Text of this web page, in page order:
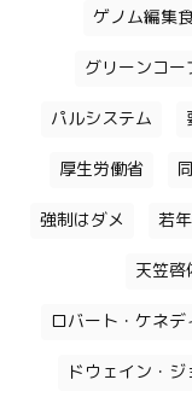
ゲノム編集
グリーンコー
パルシステム
厚生労働省
強制はダメ 若
天笠啓
ロバート・ケネデ
ドウェイン・ジ